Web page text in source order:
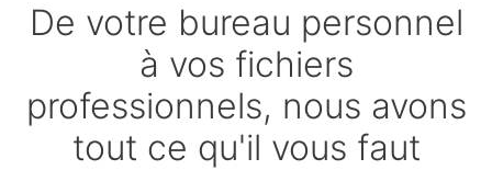
De votre bureau personnel
à vos fichiers
professionnels, nous avons
tout ce qu'il vous faut